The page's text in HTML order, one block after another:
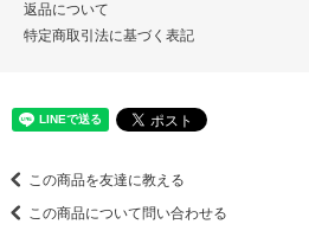
返品について
特定商取引法に基づく表記
この商品を友達に教える
この商品について問い合わせる